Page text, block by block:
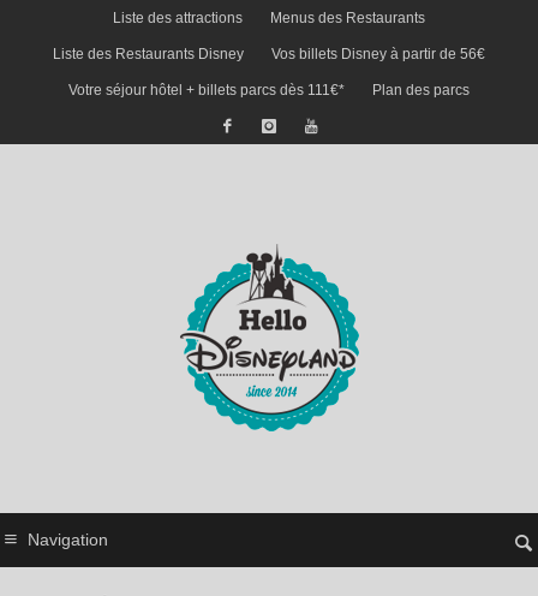
Liste des attractions Menus des Restaurants
Liste des Restaurants Disney Vos billets Disney à partir de 56€
Votre séjour hôtel + billets parcs dès 111€* Plan des parcs
Navigation